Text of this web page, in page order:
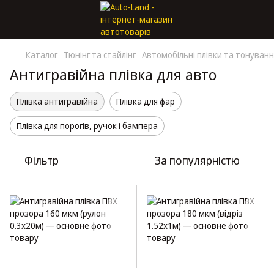
Каталог Тюнінг та стайлінг Автомобільні плівки та
Антигравійна плівка для авто
Плівка антигравійна Плівка для фар
Плівка для порогів, ручок і бампера
Фільтр За популярністю